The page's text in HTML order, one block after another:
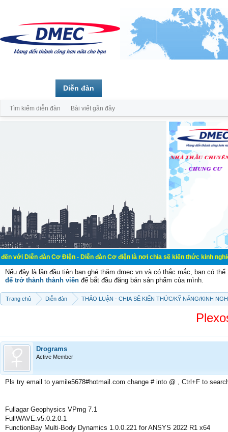
đàn Cơ Điện - Diễn đàn Cơ điện là nơi chia sẽ kiến thức kinh nghiệm
Nếu đây là lần đầu tiên bạn ghé thăm dmec.vn và có thắc mắc, bạn có
để trở thành thành viên để bắt đầu đăng bán sản phẩm của mình.
Trang chủ Diễn đàn THẢO LUẬN - CHIA SẼ KIẾN THỨC/KỸ NĂNG/KINH
Drograms
Active Member
Pls try email to yamile5678#hotmail.com change # into @ , Ctrl+F to
Fullagar Geophysics VPmg 7.1
FullWAVE.v5.0.2.0.1
FunctionBay Multi-Body Dynamics 1.0.0.221 for ANSYS 2022 R1 x64
Diễn đàn
Tìm kiếm diễn đàn Bài viết gần đây